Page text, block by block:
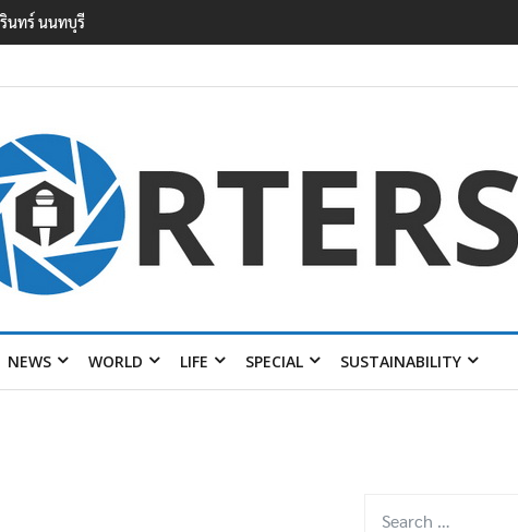
รี พบเด็กก่อ
NEWS WORLD LIFE SPECIAL SUSTAINABILITY